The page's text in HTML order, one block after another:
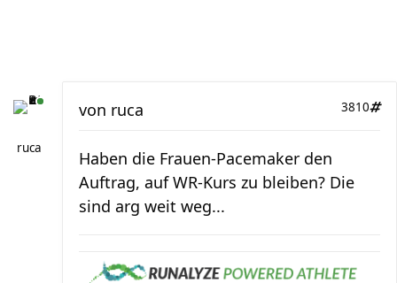
ruca
3810
von ruca
Haben die Frauen-Pacemaker den
Auftrag, auf WR-Kurs zu bleiben? Die
sind arg weit weg...